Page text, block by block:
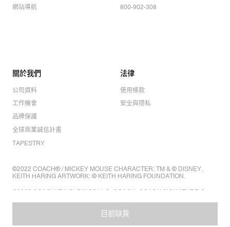
目前缺貨
網站導航
800-902-308
關於我們
公司資料
工作機會
品牌保護
全球商業誠信計畫
TAPESTRY
法律
使用條款
安全與隱私
©2022 COACH® / MICKEY MOUSE CHARACTER: TM & © DISNEY.
KEITH HARING ARTWORK: © KEITH HARING FOUNDATION.
©2022 COACH IP HOLDINGS LLC. COACH, COACH SIGNATURE C